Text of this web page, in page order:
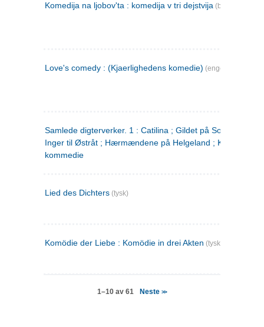
Komedija na ljobov'ta : komedija v tri dejstvija (bulgarsk)
Love's comedy : (Kjaerlighedens komedie) (engelsk)
Samlede digterverker. 1 : Catilina ; Gildet på Solhaug ; Fru
Inger til Østråt ; Hærmændene på Helgeland ;
kommedie
Lied des Dichters (tysk)
Komödie der Liebe : Komödie in drei Akten (tysk)
1–10 av 61 Neste>>